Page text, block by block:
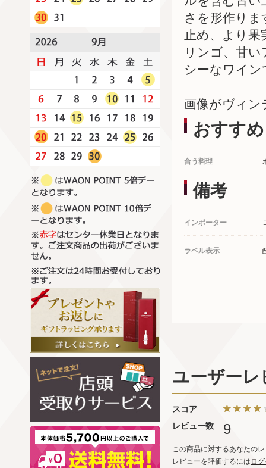
さを形作り
止め、より
リンゴ、甘
シーなワイ
画像がヴィン
おすすめ
合う料理
備考
インポーター
ラベル表示
ユーザーレ
スコア
レビュー数
9
この商品に対するあなたの
レビューを評価するには ロ